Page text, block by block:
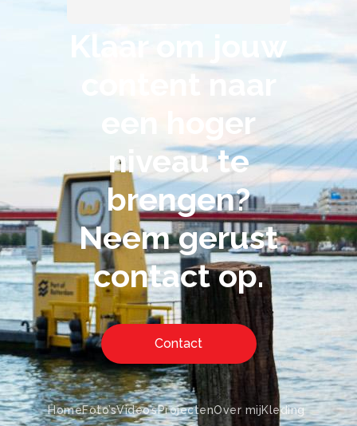
Klaar om jouw
content naar
een hoger
niveau te
brengen?
Neem gerust
contact op.
Contact
HomeFoto’sVideo’sProjectenOver mijKleding